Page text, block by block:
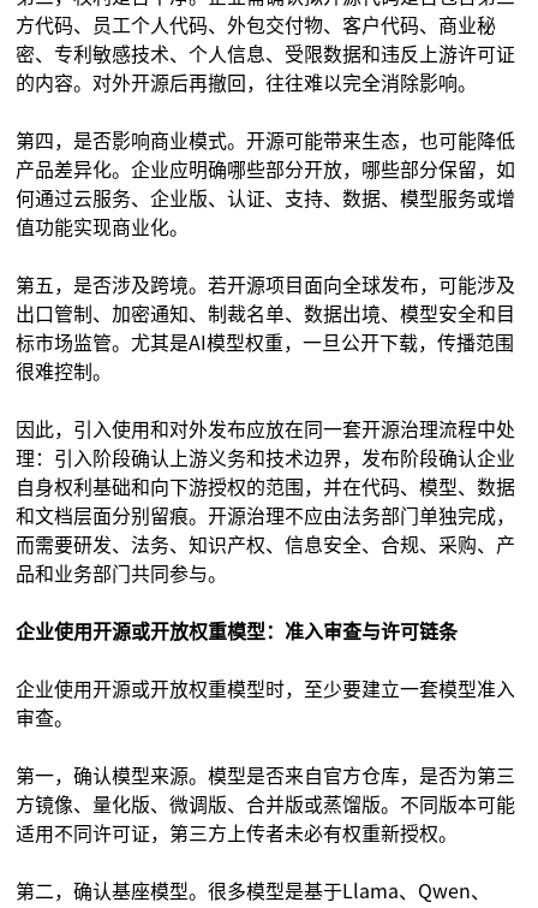
方代码、员工个人代码、外包交付物、客户代码、商业秘
密、专利敏感技术、个人信息、受限数据和违反上游许可证
的内容。对外开源后再撤回，往往难以完全消除影响。
第四，是否影响商业模式。开源可能带来生态，也可能降低
产品差异化。企业应明确哪些部分开放，哪些部分保留，如
何通过云服务、企业版、认证、支持、数据、模型服务或增
值功能实现商业化。
第五，是否涉及跨境。若开源项目面向全球发布，可能涉及
出口管制、加密通知、制裁名单、数据出境、模型安全和目
标市场监管。尤其是AI模型权重，一旦公开下载，传播范围
很难控制。
因此，引入使用和对外发布应放在同一套开源治理流程中处
理：引入阶段确认上游义务和技术边界，发布阶段确认企业
自身权利基础和向下游授权的范围，并在代码、模型、数据
和文档层面分别留痕。开源治理不应由法务部门单独完成，
而需要研发、法务、知识产权、信息安全、合规、采购、产
品和业务部门共同参与。
企业使用开源或开放权重模型：准入审查与许可链条
企业使用开源或开放权重模型时，至少要建立一套模型准入
审查。
第一，确认模型来源。模型是否来自官方仓库，是否为第三
方镜像、量化版、微调版、合并版或蒸馏版。不同版本可能
适用不同许可证，第三方上传者未必有权重新授权。
第二，确认基座模型。很多模型是基于Llama、Qwen、